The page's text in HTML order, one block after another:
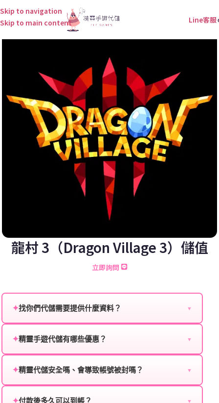
Skip to navigation
Skip to main content
Line客服
龍村 3（Dragon Village 3）儲值
立即詢問
✦找你們代儲需要提供什麼資料？ ▼
服：
✦精靈手遊代儲有哪些優惠？ ▼
贈送、大額儲值優惠及節日限定活動，儲值最低6折
✦精靈代儲安全嗎、會導致帳號被封嗎？ ▼
單，不使用外掛程式、非法點數或異常儲值管道。您獲
✦付款後多久可以到帳？ ▼